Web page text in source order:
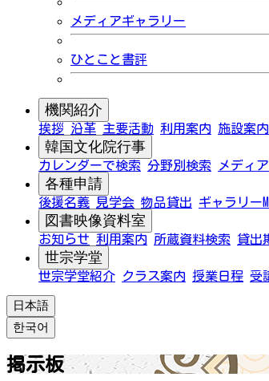
メディアギャラリー
ひとこと書評
機関紹介
挨拶 沿革 主要活動 利用案内 施設案内
韓国文化院行事
カレンダーで検索 分野別検索 メディ
各種申請
後援名義 見学会 物品貸出 ギャラリーMI
図書映像資料室
お知らせ 利用案内 所蔵資料検索 貸出
世宗学堂
世宗学堂紹介 クラス案内 授業日程 受
日本語
한국어
掲示板